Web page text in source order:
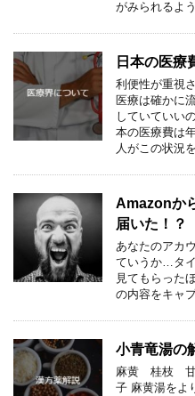
がみられるよ
日本の医療
利便性が重視
医療は確かに
していていい
本の医療費は
人がこの状況
Amazonか
届いた！？
あなたのアカ
ていうか…タ
見てもらった
の内容をキャ
小青竜湯の
麻黄 桂枝
子 麻黄湯をよ